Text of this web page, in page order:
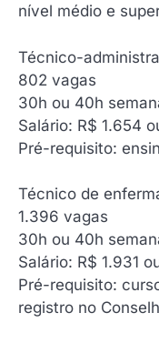
nível médio e
Técnico-
‍802 vagas
30h ou 40h
Salário: R$ 1.654
Pré-requisito:
Técnico de
‍1.396 vagas
30h ou 40h
Salário: R$ 1.931
Pré-requisito:
registro no